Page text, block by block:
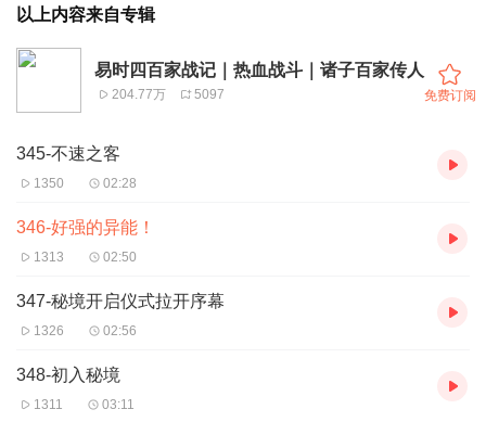
以上内容来自专辑
易时四百家战记｜热血战斗｜诸子百家传人
204.77万 5097 免费订阅
345-不速之客
1350 02:28
346-好强的异能！
1313 02:50
347-秘境开启仪式拉开序幕
1326 02:56
348-初入秘境
1311 03:11